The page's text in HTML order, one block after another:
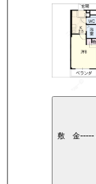
敷 金-----